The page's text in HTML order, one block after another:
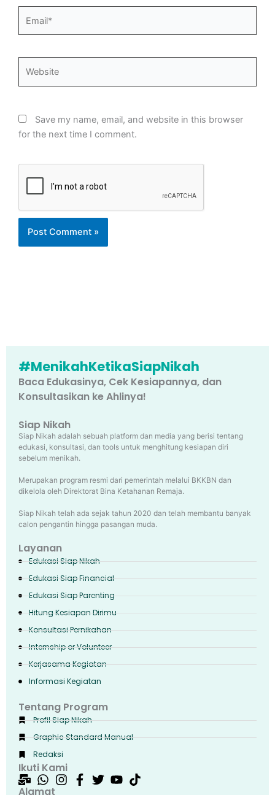
Save my name, email, and website in this browser
for the next time I comment.
#MenikahKetikaSiapNikah
Baca Edukasinya, Cek Kesiapannya, dan
Konsultasikan ke Ahlinya!
Siap Nikah
Siap Nikah adalah sebuah platform dan media yang berisi tentang
edukasi, konsultasi, dan tools untuk menghitung kesiapan diri
sebelum menikah.
Merupakan program resmi dari pemerintah melalui BKKBN dan
dikelola oleh Direktorat Bina Ketahanan Remaja.
Siap Nikah telah ada sejak tahun 2020 dan telah membantu banyak
calon pengantin hingga pasangan muda.
Layanan
Edukasi Siap Nikah
Edukasi Siap Financial
Edukasi Siap Parenting
Hitung Kesiapan Dirimu
Konsultasi Pernikahan
Internship or Volunteer
Kerjasama Kegiatan
Informasi Kegiatan
Tentang Program
Profil Siap Nikah
Graphic Standard Manual
Redaksi
Ikuti Kami
Alamat